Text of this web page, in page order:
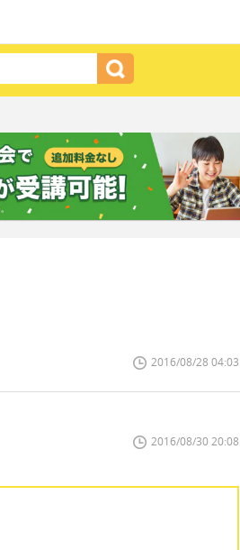
2016/08/28 04:03
2016/08/30 20:08